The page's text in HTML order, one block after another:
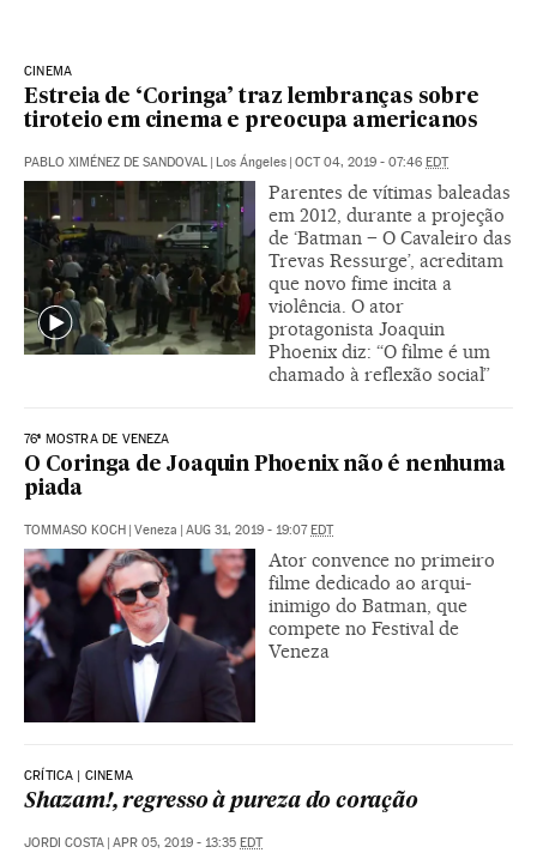
CINEMA
Estreia de ‘Coringa’ traz lembranças sobre
tiroteio em cinema e preocupa americanos
PABLO XIMÉNEZ DE SANDOVAL | Los Ángeles | OCT 04, 2019 - 07:46 EDT
Parentes de vítimas baleadas
em 2012, durante a projeção
de ‘Batman – O Cavaleiro das
Trevas Ressurge’, acreditam
que novo fime incita a
violência. O ator
protagonista Joaquin
Phoenix diz: “O filme é um
chamado à reflexão social”
76ª MOSTRA DE VENEZA
O Coringa de Joaquin Phoenix não é nenhuma
piada
TOMMASO KOCH | Veneza | AUG 31, 2019 - 19:07EDT
Ator convence no primeiro
filme dedicado ao arqui-
inimigo do Batman, que
compete no Festival de
Veneza
CRÍTICA | CINEMA
Shazam!, regresso à pureza do coração
JORDI COSTA | APR 05, 2019 - 13:35 EDT